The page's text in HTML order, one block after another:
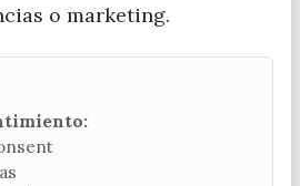
OFICINA DE TURISMO
104
o marketing.